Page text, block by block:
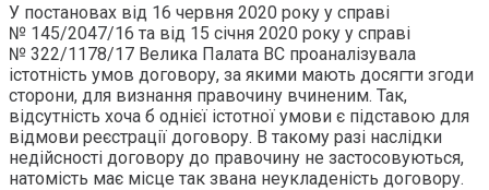
У постановах від 16 червня 2020 року у справі
№ 145/2047/16 та від 15 січня 2020 року у справі
№ 322/1178/17 Велика Палата ВС проаналізувала
істотність умов договору, за якими мають досягти згоди
сторони, для визнання правочину вчиненим. Так,
відсутність хоча б однієї істотної умови є підставою для
відмови реєстрації договору. В такому разі наслідки
недійсності договору до правочину не застосовуються,
натомість має місце так звана неукладеність договору.